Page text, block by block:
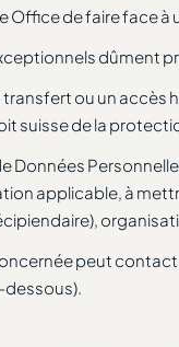
Office de faire face
dûment
transfert ou un accès
suisse de la
Données
applicable, à
peut
dessous).